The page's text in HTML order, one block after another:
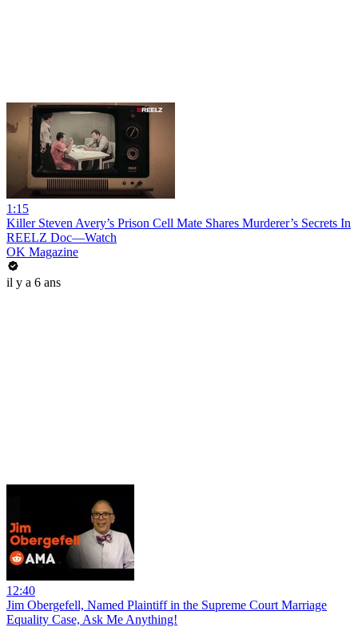
1:15
Killer Steven Avery’s Prison Cell Mate Shares Murderer’s Secrets In
REELZ Doc—Watch
OK Magazine
il y a 6 ans
12:40
Jim Obergefell, Named Plaintiff in the Supreme Court Marriage
Equality Case, Ask Me Anything!